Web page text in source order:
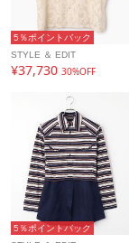
5％ポイントバック
STYLE ＆ EDIT
¥37,730 30%OFF
5％ポイントバック